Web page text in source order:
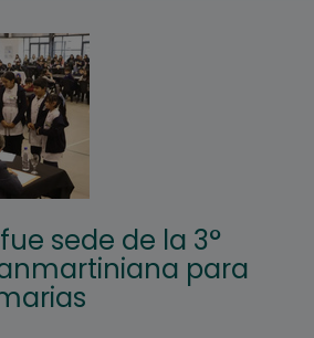
sede de la 3°
para